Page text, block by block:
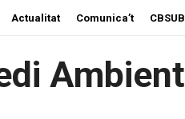
Actualitat Comunica’t CBSUB
Ambient